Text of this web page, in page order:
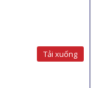
Tải xuống